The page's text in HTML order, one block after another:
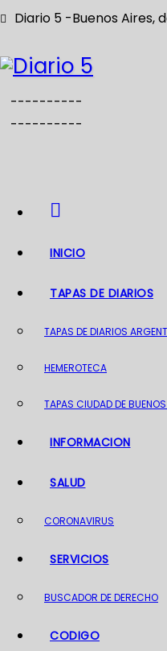
S
l
Diario 5 -Buenos Aires,
----------
----------
INICIO
TAPAS DE DIARIOS
TAPAS DE DIARIOS
HEMEROTECA
TAPAS CIUDAD DE
INFORMACION
SALUD
CORONAVIRUS
SERVICIOS
BUSCADOR DE DERECHO
CODIGO